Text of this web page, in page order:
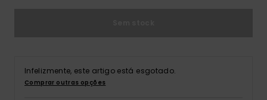
Infelizmente, este artigo está esgotado.
Comprar outras opções